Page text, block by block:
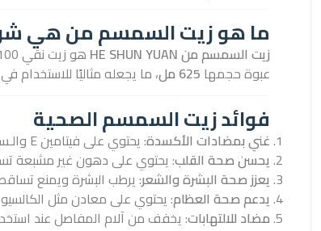
ما هو زيت السمسم من هي
زيت السمسم من HE SHUN YUAN
عبوة حجمها 625 مل ، ما يجعله مثاليًا للاستخدام
فوائد زيت السمسم الصحية
غني بمضادات الأكسدة: يحتوي على فيتامين E والـسيسامين التي تقاوم الجذور الحرة وتحسن مناعة الجسم.
يحسن صحة القلب: يحتوي على دهون غير مشبعة
يعزز صحة البشرة والشعر: يرطب البشرة ويمنع
يدعم صحة العظام: يحتوي على معادن مثل
مضاد للالتهابات: يخفف من آلام المفاصل عند